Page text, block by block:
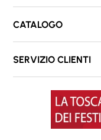
CATALOGO
SERVIZIO CLIENTI